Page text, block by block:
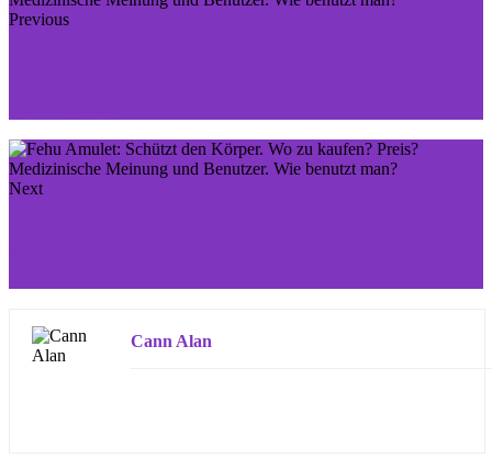
Previous
Next
Cann Alan